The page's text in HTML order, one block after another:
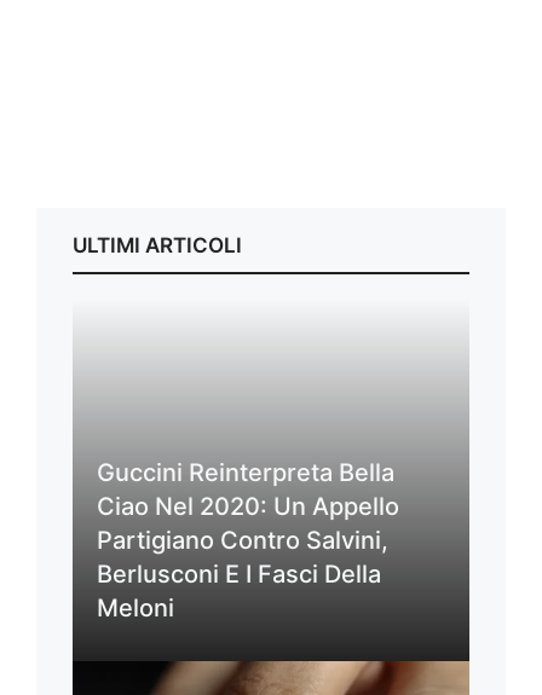
ULTIMI ARTICOLI
Guccini Reinterpreta Bella
Ciao Nel 2020: Un Appello
Partigiano Contro Salvini,
Berlusconi E I Fasci Della
Meloni